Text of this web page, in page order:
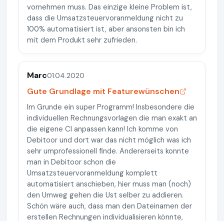
vornehmen muss. Das einzige kleine Problem ist,
dass die Umsatzsteuervoranmeldung nicht zu
100% automatisiert ist, aber ansonsten bin ich
mit dem Produkt sehr zufrieden.
Marc01.04.2020
Gute Grundlage mit Featurewünschen
Im Grunde ein super Programm! Insbesondere die
individuellen Rechnungsvorlagen die man exakt an
die eigene CI anpassen kann! Ich komme von
Debitoor und dort war das nicht möglich was ich
sehr umprofessionell finde. Andererseits konnte
man in Debitoor schon die
Umsatzsteuervoranmeldung komplett
automatisiert anschieben, hier muss man (noch)
den Umweg gehen die Ust selber zu addieren.
Schön wäre auch, dass man den Dateinamen der
erstellen Rechnungen individualisieren könnte,